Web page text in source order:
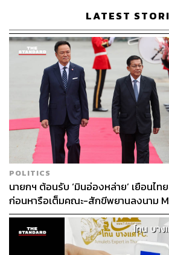
LATEST
POLITICS
นายกฯ ต้อนรับ ‘มินอ่องหล่าย’ เยือนไท
ก่อนหารือเต็มคณะ-สักขีพยานลงนาม